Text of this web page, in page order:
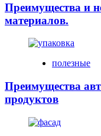
Преимущества и
материалов.
полезные
Преимущества
продуктов